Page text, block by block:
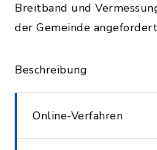
Breitband und
der Gemeinde
Beschreibung
Online-Verfahren